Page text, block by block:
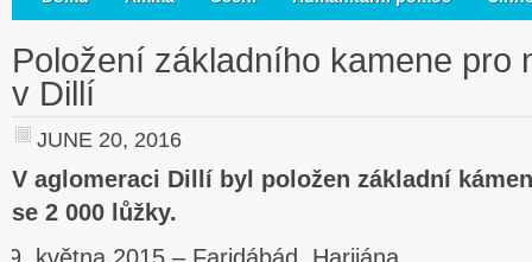
Položení základního kamene pro
v Dillí
JUNE 20, 2016
V aglomeraci Dillí byl položen základní
se 2 000 lůžky.